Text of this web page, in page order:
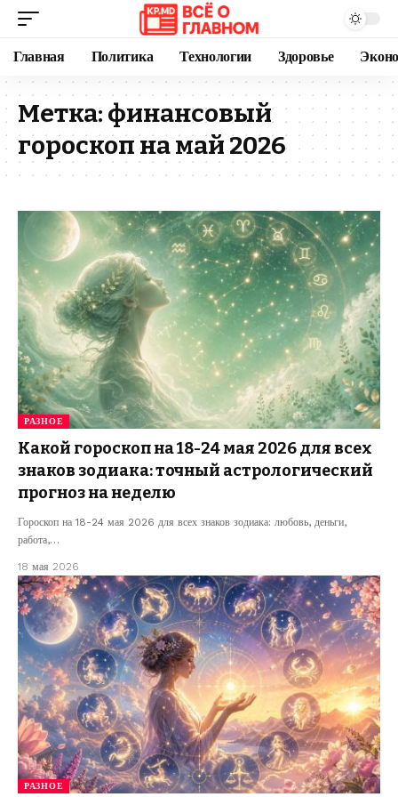
Главная Политика Технологии Здоровье
Метка: финансовый
гороскоп на май 2026
РАЗНОЕ
Какой гороскоп на 18-24 мая 2026 для всех
знаков зодиака: точный астрологический
прогноз на неделю
Гороскоп на 18-24 мая 2026 для всех знаков зодиака: любовь, деньги,
работа,…
18 мая 2026
РАЗНОЕ